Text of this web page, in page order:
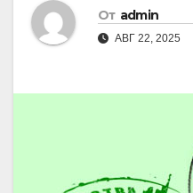
От admin
АВГ 22, 2025